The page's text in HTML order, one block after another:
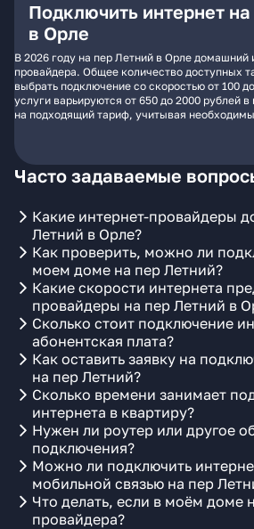
Подключить интернет
в Орле
В 2026 году на пер Летний в Орле домашний
провайдера. Общее количество доступных
выбрать подключение со скоростью от 100
услуги варьируются от 650 до 2000 рублей
на подходящий тариф, учитывая
Часто задаваемые
Какие интернет-провайдеры
Летний в Орле?
Как проверить, можно ли
моем доме на пер Летний?
Какие скорости интернета
провайдеры на пер Летний в
Сколько стоит подключение
абонентская плата?
Как оставить заявку на
на пер Летний?
Сколько времени занимает
интернета в квартиру?
Нужен ли роутер или другое
подключения?
Можно ли подключить
мобильной связью на пер
Что делать, если в моём доме
провайдера?